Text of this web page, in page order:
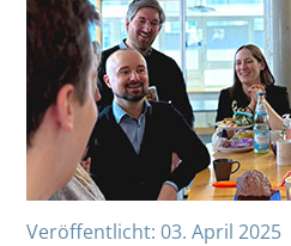
Veröffentlicht: 03. April 2025